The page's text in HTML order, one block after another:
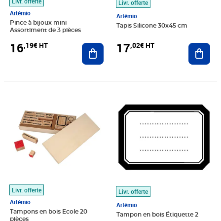
Artémio
Pince à bijoux mini
Assortiment de 3 pièces
16,19€ HT Ajouter au panier
Livr. offerte
Artémio
Tapis Silicone 30x45 cm
17,02€ HT
Livr. offerte
Artémio
Tampons en bois Ecole 20
pièces
Livr. offerte
Artémio
Tampon en bois Étiquette 2